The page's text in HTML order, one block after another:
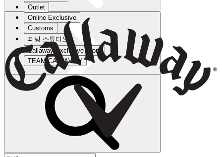
Outlet
Online Exclusive
Customs
피팅 스튜디오
Callaway Exclusive Store
TEAM CALLAWAY